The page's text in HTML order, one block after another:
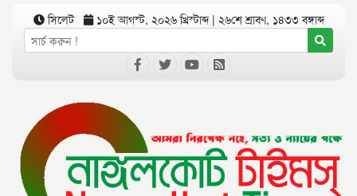
সিলেট ১০ই আগস্ট, ২০২৬ খ্রিস্টাব্দ | ২৬শে শ্রাবণ, ১৪৩৩ বঙ্গাব্দ